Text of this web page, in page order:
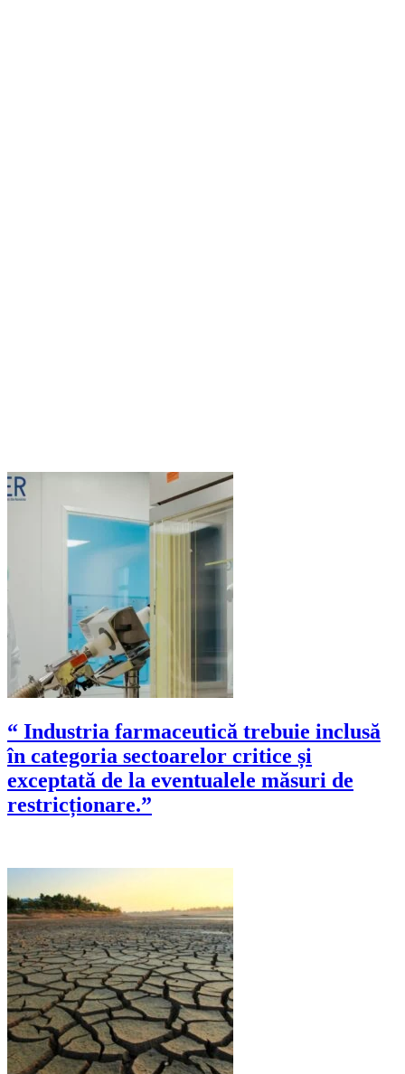
“ Industria farmaceutică trebuie inclusă
în categoria sectoarelor critice și
exceptată de la eventualele măsuri de
restricționare.”